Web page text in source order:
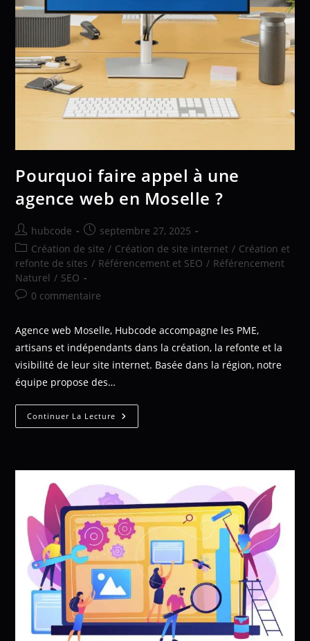
Pourquoi faire appel à une
agence web en Moselle ?
hubcode
septembre 27, 2025
Création de site / Création de site internet / Création et
refonte de sites / Référencement et SEO / Référencement
Naturel / SEO
0 commentaire
Agence web Moselle, Hubcode accompagne les PME,
artisans et indépendants dans la création, la refonte et la
visibilité de leur site internet. Basée dans la région, notre
équipe propose des…
Continuer La Lecture